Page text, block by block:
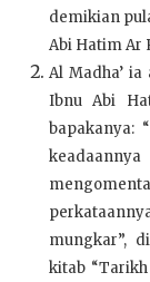
demikian
Abi Hatim Ar
Al Madha’
Ibnu Abi
bapakanya:
mungkar”,
kitab